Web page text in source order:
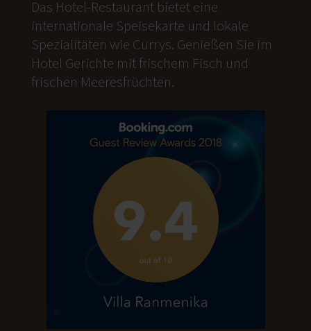
Das Hotel-Restaurant bietet eine
internationale Speisekarte und lokale
Spezialitäten wie Currys. Genießen Sie im
Hotel Gerichte mit frischem Fisch und
frischen Meeresfrüchten.